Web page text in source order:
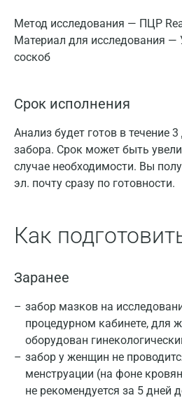
Метод исследования — ПЦР
Материал для исследования —
соскоб
Срок исполнения
Анализ будет готов в течение
забора. Срок может быть
случае необходимости. Вы
эл. почту сразу по готовности.
Как
Заранее
забор мазков на
процедурном кабинете, для
оборудован
забор у женщин не
менструации (на фоне
не рекомендуется за 5 дней